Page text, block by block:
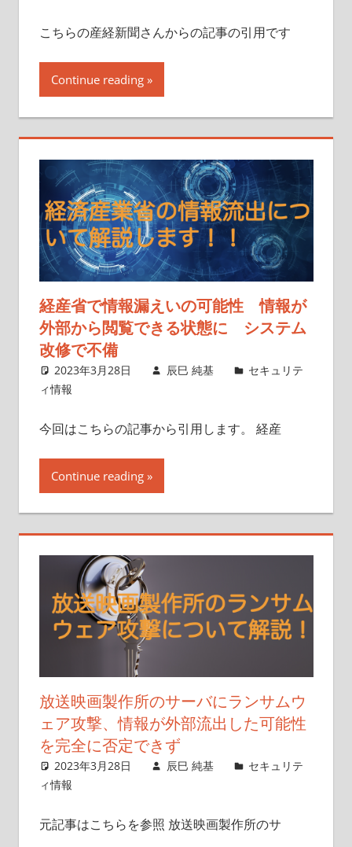
こちらの産経新聞さんからの記事の引用です
Continue reading
経産省で情報漏えいの可能性 情報が
外部から閲覧できる状態に システム
改修で不備
2023年3月28日 辰巳 純基
セキュリテ
ィ情報
今回はこちらの記事から引用します。 経産
Continue reading
放送映画製作所のサーバにランサムウ
ェア攻撃、情報が外部流出した可能性
を完全に否定できず
2023年3月28日 辰巳 純基
セキュリテ
ィ情報
元記事はこちらを参照 放送映画製作所のサ